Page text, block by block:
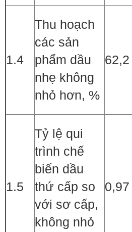
1.4
Thu hoạch
các sản
phẩm dầu
nhẹ không
nhỏ hơn, %
62,2
1.5
Tỷ lệ qui
trình chế
biến dầu
thứ cấp so
với sơ cấp,
không nhỏ
0,97